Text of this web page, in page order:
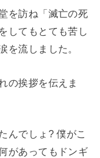
を訪ね「滅亡の死
してもとても苦し
を流しました。
の挨拶を伝えま
んでしょ? 僕がこ
があってもドンギ